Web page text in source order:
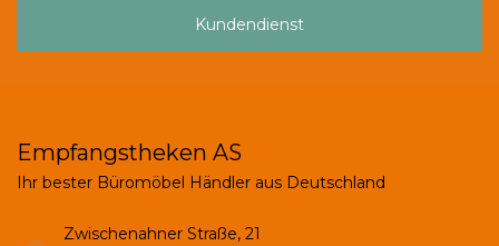
Kundendienst
Empfangstheken AS
Ihr bester Büromöbel Händler aus Deutschland
Zwischenahner Straße, 21